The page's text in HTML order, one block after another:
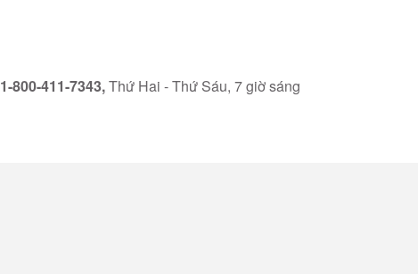
1-800-411-7343,Thứ Hai - Thứ Sáu, 7 giờ sáng